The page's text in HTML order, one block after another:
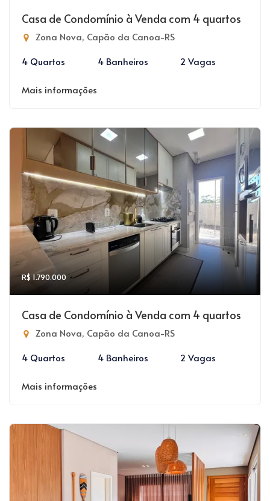
Casa de Condomínio à Venda com 4 quartos
Zona Nova, Capão da Canoa-RS
4 Quartos
4 Banheiros 2 Vagas
Mais informações
R$ 1.790.000
Casa de Condomínio à Venda com 4 quartos
Zona Nova, Capão da Canoa-RS
4 Quartos
4 Banheiros 2 Vagas
Mais informações